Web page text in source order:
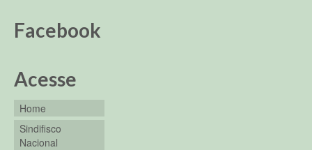
Facebook
Acesse
Home
Sindifisco
Nacional